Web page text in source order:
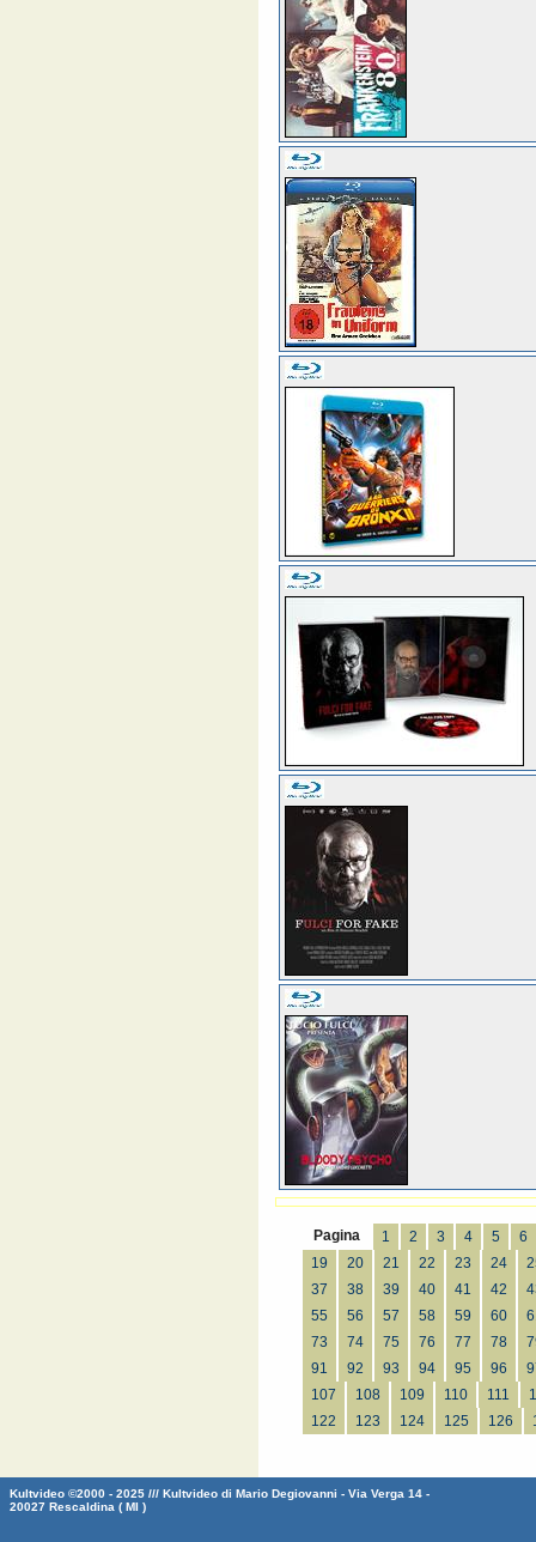
Pagina 1 2 3 4 5
6
19
20 21 22 23 24
37
38 39 40 41 42
55
56 57 58 59 60
73
74 75 76 77 78
91
92 93 94 95 96
107
108 109 110 111
122
123 124 125 126
Kultvideo ©2000 - 2025 /// Kultvideo di Mario Degiovanni - Via Verga 14 -
20027 Rescaldina ( MI )